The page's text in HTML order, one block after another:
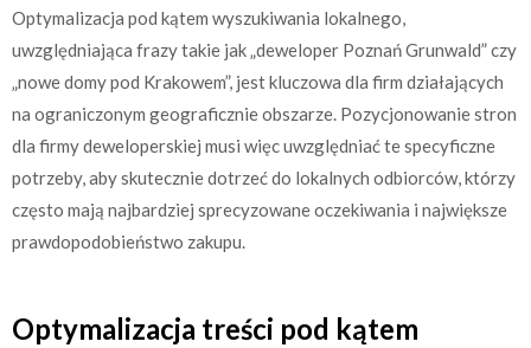
Optymalizacja pod kątem wyszukiwania lokalnego,
uwzględniająca frazy takie jak „deweloper Poznań Grunwald” czy
„nowe domy pod Krakowem”, jest kluczowa dla firm działających
na ograniczonym geograficznie obszarze. Pozycjonowanie stron
dla firmy deweloperskiej musi więc uwzględniać te specyficzne
potrzeby, aby skutecznie dotrzeć do lokalnych odbiorców, którzy
często mają najbardziej sprecyzowane oczekiwania i największe
prawdopodobieństwo zakupu.
Optymalizacja treści pod kątem